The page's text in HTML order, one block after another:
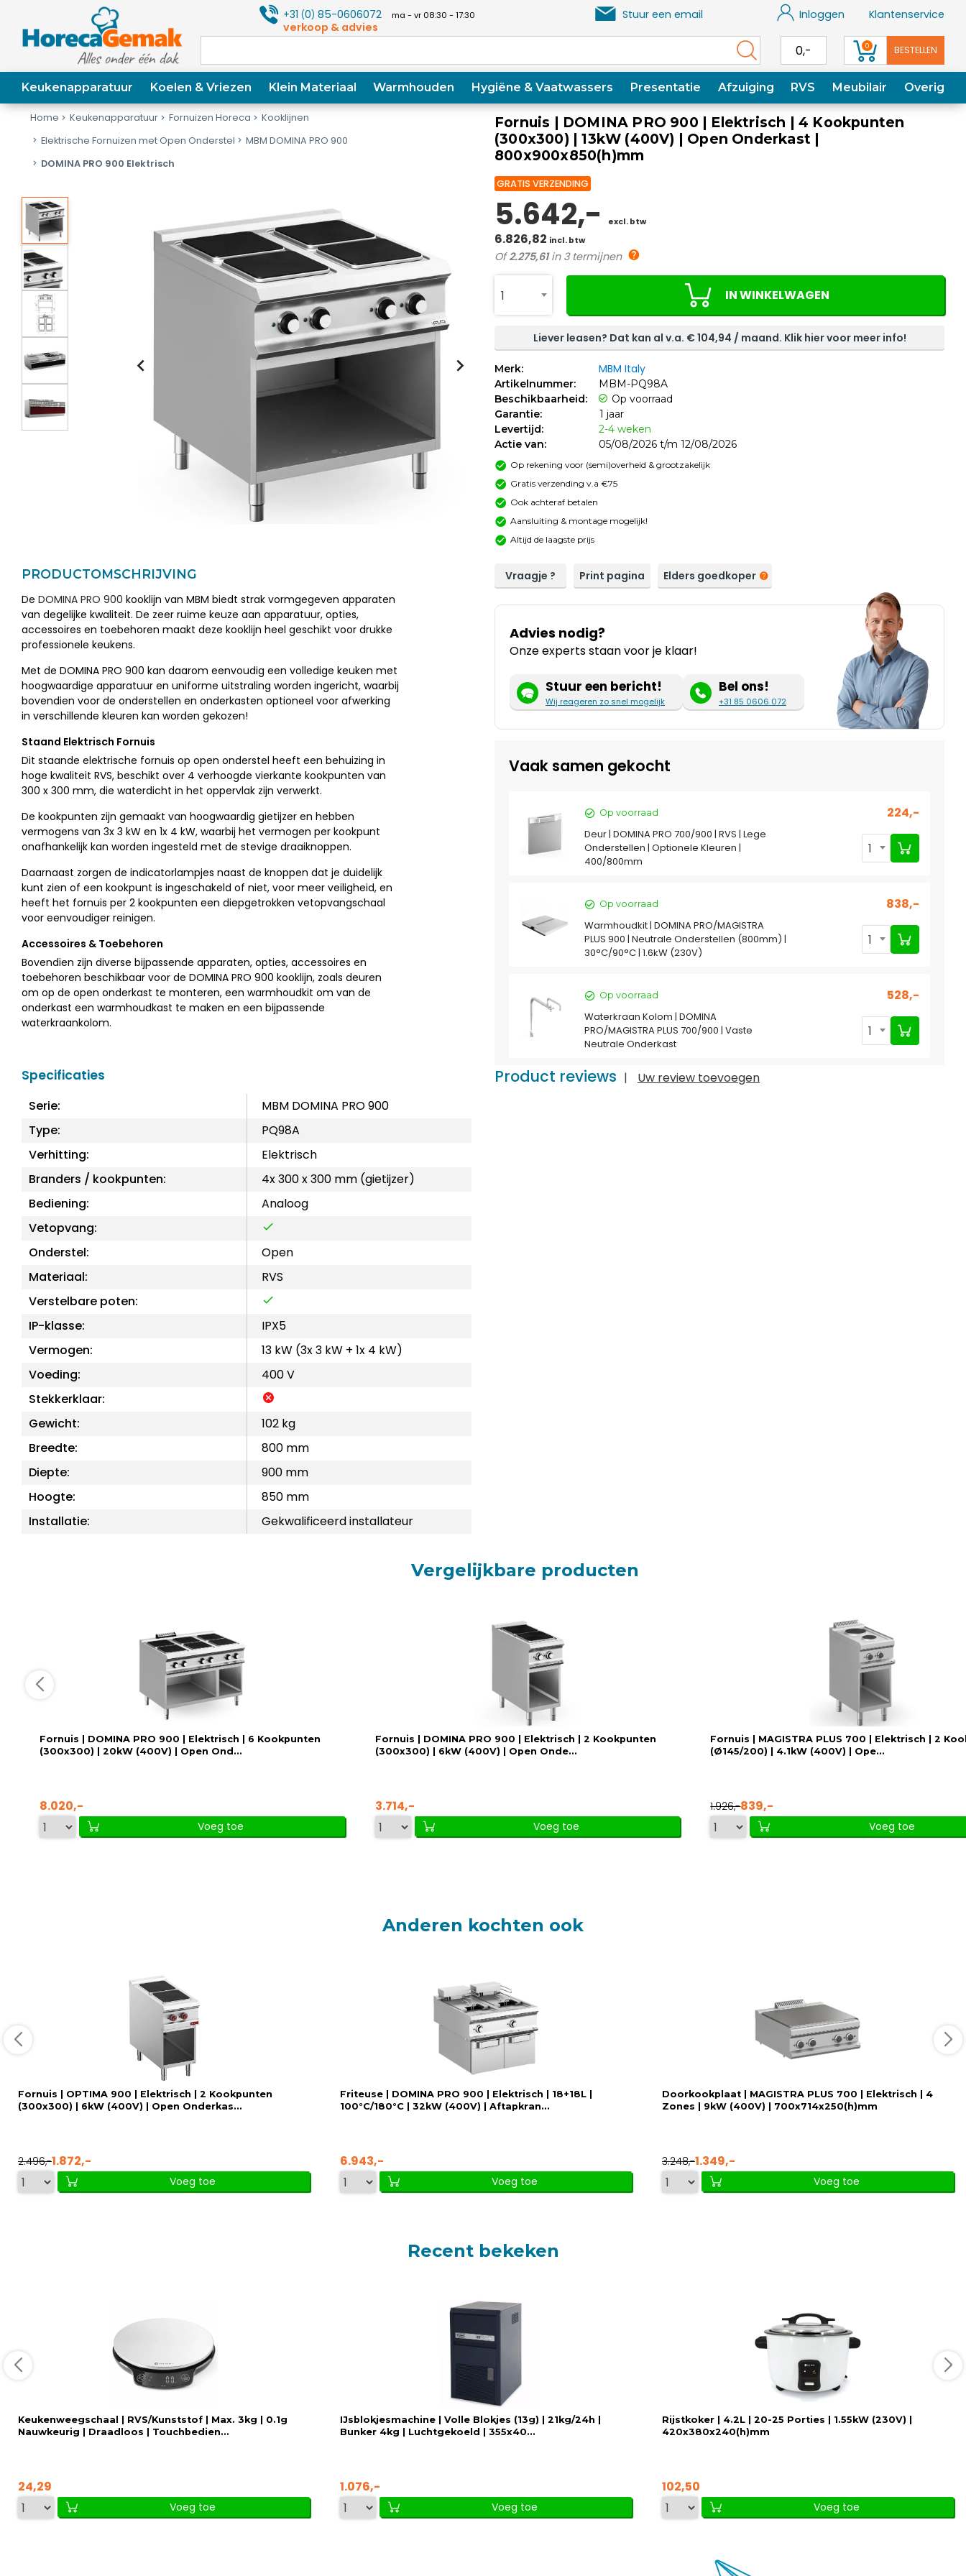
+31(0) 85-0606072 ma - vr 08:30 - 17:30
verkoop & advies
Stuur een email Inloggen Klantenservice
0,- 0 BESTELLEN
Keukenapparatuur Koelen & Vriezen Klein Materiaal Warmhouden Hygiëne & Vaatwassers Presentatie Afzuiging RVS Meubilair Overig
Home Keukenapparatuur Fornuizen Horeca
Kooklijnen
Elektrische Fornuizen met Open Onderstel
MBM DOMINA PRO 900
DOMINA PRO 900 Elektrisch
PRODUCTOMSCHRIJVING
De DOMINA PRO 900 kooklijn van MBM biedt strak vormgegeven apparaten
van degelijke kwaliteit. De zeer ruime keuze aan apparatuur, opties,
accessoires en toebehoren maakt deze kooklijn heel geschikt voor drukke
professionele keukens.
Met de DOMINA PRO 900 kan daarom eenvoudig een volledige keuken met
hoogwaardige apparatuur en uniforme uitstraling worden ingericht, waarbij
bovendien voor de onderstellen en onderkasten optioneel voor afwerking
in verschillende kleuren kan worden gekozen!
Staand Elektrisch Fornuis
Dit staande elektrische fornuis op open onderstel heeft een behuizing in
hoge kwaliteit RVS, beschikt over 4 verhoogde vierkante kookpunten van
300 x 300 mm, die waterdicht in het oppervlak zijn verwerkt.
De kookpunten zijn gemaakt van hoogwaardig gietijzer en hebben
vermogens van 3x 3 kW en 1x 4 kW, waarbij het vermogen per kookpunt
onafhankelijk kan worden ingesteld met de stevige draaiknoppen.
Daarnaast zorgen de indicatorlampjes naast de knoppen dat je duidelijk
kunt zien of een kookpunt is ingeschakeld of niet, voor meer veiligheid, en
heeft het fornuis per 2 kookpunten een diepgetrokken vetopvangschaal
voor eenvoudiger reinigen.
Accessoires & Toebehoren
Bovendien zijn diverse bijpassende apparaten, opties, accessoires en
toebehoren beschikbaar voor de DOMINA PRO 900 kooklijn, zoals deuren
om op de open onderkast te monteren, een warmhoudkit om van de
onderkast een warmhoudkast te maken en een bijpassende
waterkraankolom.
Specificaties
Serie:
MBM DOMINA PRO 900
Type:
PQ98A
Verhitting:
Elektrisch
Branders / kookpunten:
4x 300 x 300 mm (gietijzer)
Bediening:
Analoog
Vetopvang:
Onderstel:
Open
Materiaal:
RVS
Verstelbare poten:
IP-klasse:
IPX5
Vermogen:
13 kW (3x 3 kW + 1x 4 kW)
Voeding:
400 V
Stekkerklaar:
Gewicht:
102 kg
Breedte:
800 mm
Diepte:
900 mm
Hoogte:
850 mm
Installatie:
Gekwalificeerd installateur
Fornuis | DOMINA PRO 900 | Elektrisch | 4 Kookpunten
(300x300) | 13kW (400V) | Open Onderkast |
800x900x850(h)mm
GRATIS VERZENDING
5.642,- excl. btw
6.826,82 incl. btw
Of2.275,61in 3 termijnen
1 IN WINKELWAGEN
Liever leasen? Dat kan al v.a. €104,94 / maand. Klik hier voor meer info!
Merk: MBM Italy
Artikelnummer:
MBM-PQ98A
Beschikbaarheid:
Op voorraad
Garantie:
1 jaar
Levertijd:
2-4 weken
Actie van:
05/08/2026 t/m 12/08/2026
Op rekening voor (semi)overheid & grootzakelijk
Gratis verzending v.a €75
Ook achteraf betalen
Aansluiting & montage mogelijk!
Altijd de laagste prijs
Vraagje ? Print pagina Elders goedkoper
Advies nodig?
Onze experts staan voor je klaar!
Stuur een bericht!
Wij reageren zo snel mogelijk
Bel ons!
+31 85 0606 072
Vaak samen gekocht
Op voorraad 224,-
Deur | DOMINA PRO 700/900 | RVS | Lege
Onderstellen | Optionele Kleuren |
400/800mm
1
Op voorraad 838,-
Warmhoudkit | DOMINA PRO/MAGISTRA
PLUS 900 | Neutrale Onderstellen (800mm) |
30°C/90°C | 1.6kW (230V)
1
Op voorraad 528,-
Waterkraan Kolom | DOMINA
PRO/MAGISTRA PLUS 700/900 | Vaste
Neutrale Onderkast
1
Product reviews | Uw review toevoegen
Vergelijkbare producten
Fornuis | DOMINA PRO 900 | Elektrisch | 6 Kookpunten
(300x300) | 20kW (400V) | Open Ond...
8.020,-
Voeg toe
Fornuis | DOMINA PRO 900 | Elektrisch | 2 Kookpunten
(300x300) | 6kW (400V) | Open Onde...
3.714,-
Voeg toe
Fornuis | MAGISTRA PLUS 700 | Elektrisch | 2
(Ø145/200) | 4.1kW (400V) | Ope...
1.926,-839,-
Voeg toe
Anderen kochten ook
Fornuis | OPTIMA 900 | Elektrisch | 2 Kookpunten
(300x300) | 6kW (400V) | Open Onderkas...
2.496,-1.872,-
Voeg toe
Friteuse | DOMINA PRO 900 | Elektrisch | 18+18L |
100°C/180°C | 32kW (400V) | Aftapkran...
6.943,-
Voeg toe
Doorkookplaat | MAGISTRA PLUS 700 | Elektrisch | 4
Zones | 9kW (400V) | 700x714x250(h)mm
3.248,-1.349,-
Voeg toe
Recent bekeken
Keukenweegschaal | RVS/Kunststof | Max. 3kg | 0.1g
Nauwkeurig | Draadloos | Touchbedien...
24,29
Voeg toe
IJsblokjesmachine | Volle Blokjes (13g) | 21kg/24h |
Bunker 4kg | Luchtgekoeld | 355x40...
1.076,-
Voeg toe
Rijstkoker | 4.2L | 20-25 Porties | 1.55kW (230V) |
420x380x240(h)mm
102,50
Voeg toe